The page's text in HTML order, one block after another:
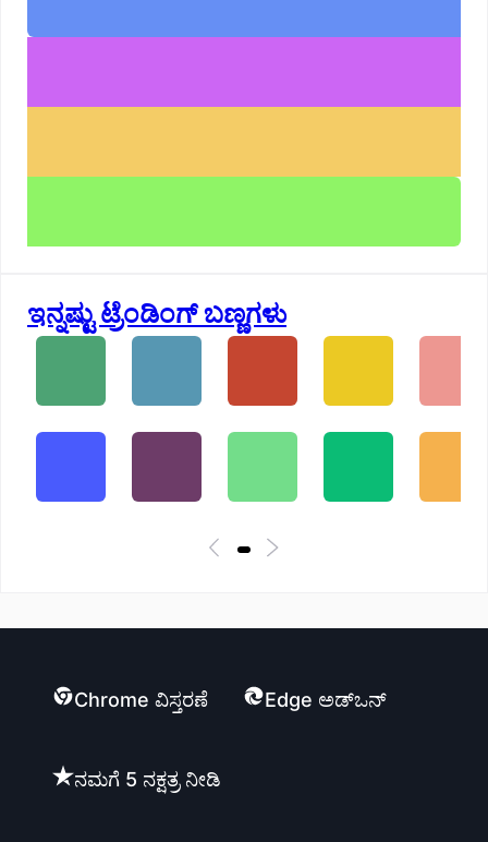
ಇನ್ನಷ್ಟು ಟ್ರೆಂಡಿಂಗ್ ಬಣ್ಣಗಳು
Chrome ವಿಸ್ತರಣೆ Edge ಅಡ್ಒನ್
ನಮಗೆ 5 ನಕ್ಷತ್ರ ನೀಡಿ